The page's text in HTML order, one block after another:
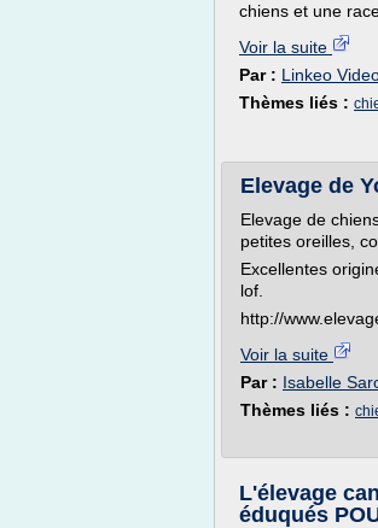
chiens et une
Voir la suite
Par : Linkeo
Thèmes liés :
Elevage de
Elevage de
petites oreilles,
Excellentes
lof.
http://
Voir la suite
Par : Isabelle
Thèmes liés :
L'élevage
éduqués